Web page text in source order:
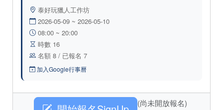
泰好玩獵人工作坊
2026-05-09 ~ 2026-05-10
08:00 ~ 20:00
時數 16
名額 8 / 已報名 7
加入Google行事曆
(尚未開放報名)